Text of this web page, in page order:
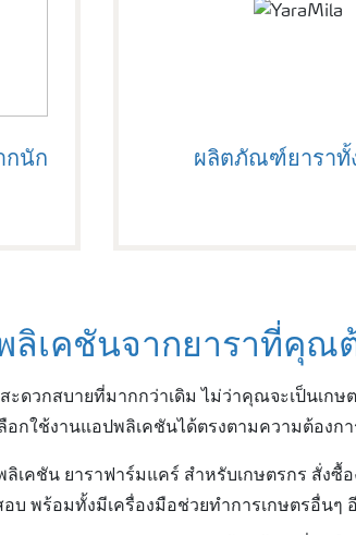
กนัก
ผลิตภัณฑ์ยาราทั้
ลิเคชันจากยาราที่คุณ
ะดวกสบายที่มากกว่าเดิม ไม่ว่าคุณจะเป็นเกษ
อกใช้งานแอปพลิเคชันได้ตรงตามความต้องก
ลิเคชัน ยาราฟาร์มแคร์ สำหรับเกษตรกร สั่งซื้
อบ พร้อมทั้งมีเครื่องมือช่วยทำการเกษตรอื่นๆ